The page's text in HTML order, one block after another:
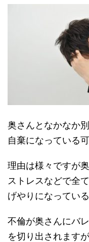
奥さんとなかなか
自棄になっている
理由は様々ですが
ストレスなどで全
げやりになっている
不倫が奥さんにバ
を切り出されます